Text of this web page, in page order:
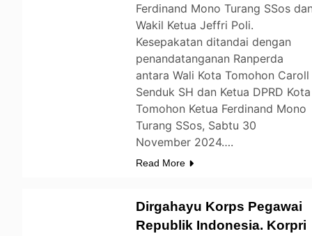
Ferdinand Mono Turang SSos
Wakil Ketua Jeffri Poli.
Kesepakatan ditandai dengan
penandatanganan Ranperda
antara Wali Kota Tomohon Caroll
Senduk SH dan Ketua DPRD Kota
Tomohon Ketua Ferdinand Mono
Turang SSos, Sabtu 30
November 2024….
Read More
Dirgahayu Korps Pegawai
Republik Indonesia. Korpri